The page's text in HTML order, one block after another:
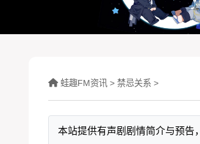
蛙趣FM资讯 > 禁忌关系 >
本站提供有声剧剧情简介与预告